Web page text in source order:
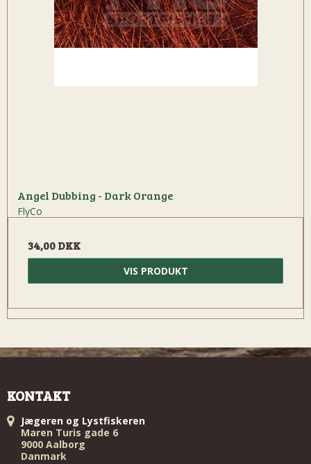
Angel Dubbing - Dark Orange
FlyCo
34,00 DKK
VIS PRODUKT
KONTAKT
Jægeren og Lystfiskeren
Maren Turis gade 6
9000 Aalborg
Danmark